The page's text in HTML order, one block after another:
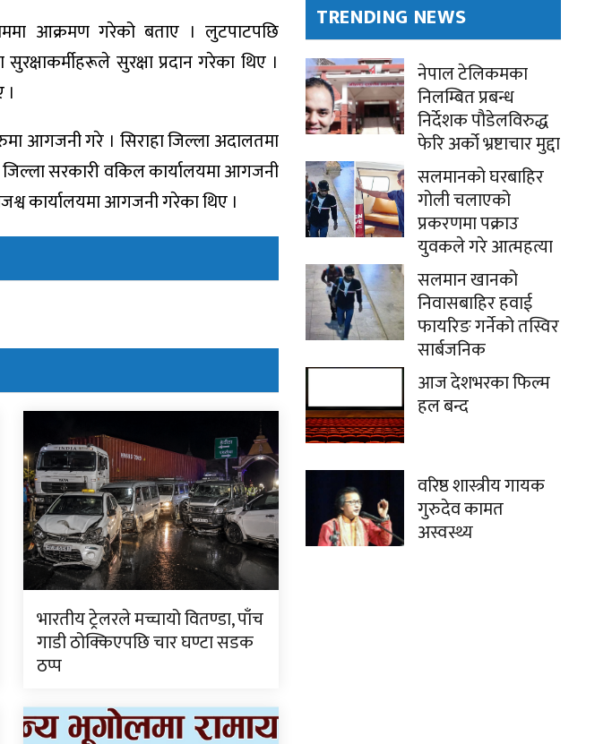
आक्रमण गरेको बताए । लुटपाटपछि
सुरक्षा प्रदान गरेका थिए ।
आगजनी गरे । सिराहा जिल्ला अदालतमा
सरकारी वकिल कार्यालयमा आगजनी
कार्यालयमा आगजनी गरेका थिए ।
भारतीय ट्रेलरले मच्चायो वितण्डा, पाँच
गाडी ठोक्किएपछि चार घण्टा सडक
ठप्प
TRENDING NEWS
नेपाल टेलिकमका
निलम्बित प्रबन्ध
निर्देशक पौडेलविरुद्ध
फेरि अर्को भ्रष्टाचार मुद्दा
सलमानको घरबाहिर
गोली चलाएको
प्रकरणमा पक्राउ
युवकले गरे आत्महत्या
सलमान खानको
निवासबाहिर हवाई
फायरिङ गर्नेको तस्विर
सार्बजनिक
आज देशभरका फिल्म
हल बन्द
वरिष्ठ शास्त्रीय गायक
गुरुदेव कामत
अस्वस्थ्य